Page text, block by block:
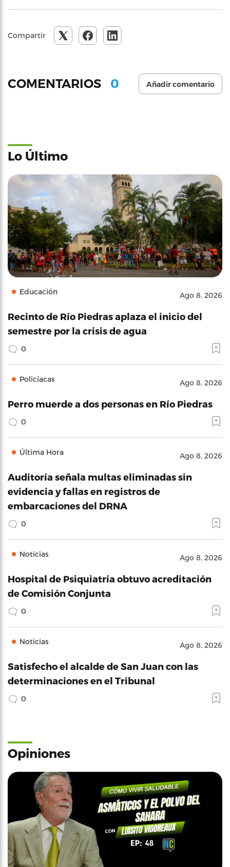
Compartir
COMENTARIOS 0 Añadir comentario
Lo Último
Educación Ago 8, 2026
Recinto de Río Piedras aplaza el inicio del
semestre por la crisis de agua
0
Policíacas Ago 8, 2026
Perro muerde a dos personas en Río Piedras
0
Última Hora Ago 8, 2026
Auditoría señala multas eliminadas sin
evidencia y fallas en registros de
embarcaciones del DRNA
0
Noticias Ago 8, 2026
Hospital de Psiquiatría obtuvo acreditación
de Comisión Conjunta
0
Noticias Ago 8, 2026
Satisfecho el alcalde de San Juan con las
determinaciones en el Tribunal
0
Opiniones